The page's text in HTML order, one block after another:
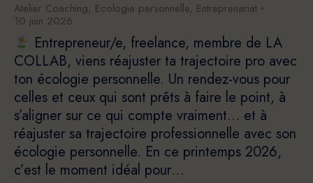
Atelier Coaching, Ecologie personnelle, Entreprenariat
10 juin 2026
Entrepreneur/e, freelance, membre de LA
COLLAB, viens réajuster ta trajectoire pro avec
ton écologie personnelle. Un rendez-vous pour
celles et ceux qui sont prêts à faire le point, à
s’aligner sur ce qui compte vraiment… et à
réajuster sa trajectoire professionnelle avec son
écologie personnelle. En ce printemps 2026,
c’est le moment idéal pour…